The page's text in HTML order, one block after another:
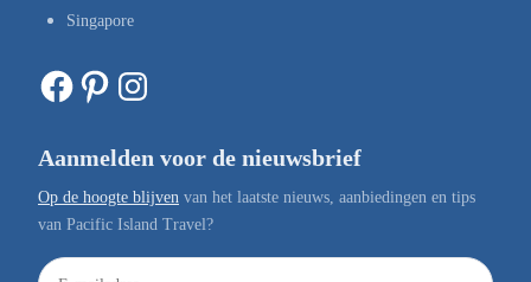
Singapore
Facebook Pinterest Instagram
Aanmelden voor de nieuwsbrief
Op de hoogte blijven van het laatste nieuws, aanbiedingen en tips
van Pacific Island Travel?
E